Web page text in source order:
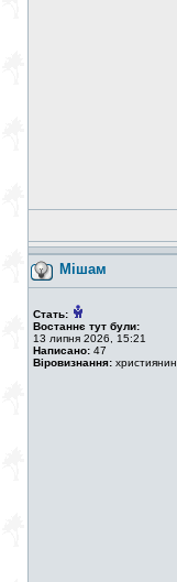
Мішам
Стать:
Востаннє тут були:
13 липня 2026, 15:21
Написано: 47
Віровизнання: християнин